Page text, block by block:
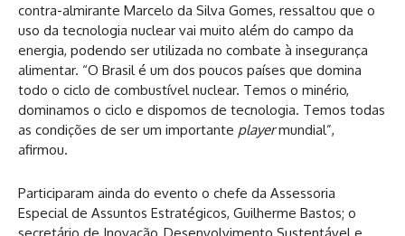
contra-almirante Marcelo da Silva Gomes, ressaltou que o
uso da tecnologia nuclear vai muito além do campo da
energia, podendo ser utilizada no combate à insegurança
alimentar. “O Brasil é um dos poucos países que domina
todo o ciclo de combustível nuclear. Temos o minério,
dominamos o ciclo e dispomos de tecnologia. Temos todas
as condições de ser um importante playermundial”,
afirmou.
Participaram ainda do evento o chefe da Assessoria
Especial de Assuntos Estratégicos, Guilherme Bastos; o